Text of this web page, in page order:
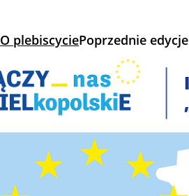
O plebiscyciePoprzednie edycje